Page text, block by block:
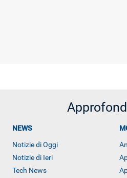
NEWS
Notizie di Oggi
Notizie di Ieri
Tech News